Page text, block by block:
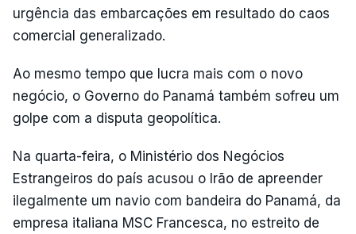
urgência das embarcações em resultado do caos
comercial generalizado.
Ao mesmo tempo que lucra mais com o novo
negócio, o Governo do Panamá também sofreu um
golpe com a disputa geopolítica.
Na quarta-feira, o Ministério dos Negócios
Estrangeiros do país acusou o Irão de apreender
ilegalmente um navio com bandeira do Panamá, da
empresa italiana MSC Francesca, no estreito de